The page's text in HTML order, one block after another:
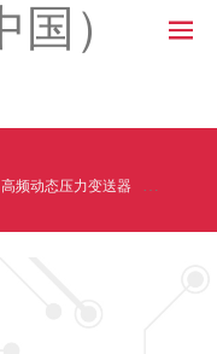
）
高频动态压力变送器 温压一体